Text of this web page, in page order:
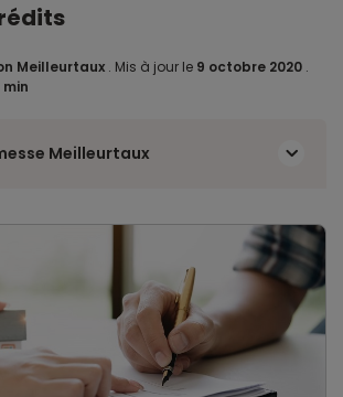
Meilleurtaux . Mis à jour le 9 octobre 2020 .
min
Meilleurtaux